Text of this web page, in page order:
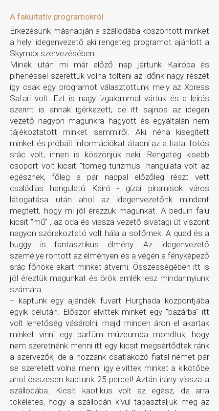
A fakultatív programokról
Érkezésünk másnapján a szállodába köszöntött minket
a helyi idegenvezető aki rengeteg programot ajánlott a
Skymax szervezésében.
Minek után mi már előző nap jártunk Kairóba és
pihenéssel szerettük volna tölteni az időnk nagy részét
így csak egy programot választottunk mely az Xpress
Safari volt. Ezt is nagy izgalommal vártuk és a leírás
szerint is annak ígérkezett, de itt sajnos az idegen
vezető nagyon magunkra hagyott és egyáltalán nem
tájékoztatott minket semmiről. Aki néha kisegített
minket és próbált információkat átadni az a fiatal fotós
srác volt, innen is köszönjük neki. Rengeteg kisebb
csoport volt kicsit "tömeg turizmus" hangulata volt az
egésznek, főleg a pár nappal előzőleg részt vett
családias hangulatú Kairó - gízai piramisok város
látogatása után ahol az idegenvezetőnk mindent
megtett, hogy mi jól érezzük magunkat. A beduin falu
kicsit "mű" , az oda és vissza vezető sivatagi út viszont
nagyon szórakoztató volt hála a sofőrnek. A quad és a
buggy is fantasztikus élmény. Az idegenvezető
személye rontott az élményen és a végén a fényképező
srác főnöke akart minket átverni. Összességében itt is
jól éreztük magunkat és örök emlék lesz mindannyiunk
számára.
+ kaptunk egy ajándék fuvart Hurghada központjába
egyik délután. Először elvittek minket egy "bazárba" itt
volt lehetőség vásárolni, majd minden áron el akartak
minket vinni egy parfüm múzeumba mondtuk, hogy
nem szeretnénk menni itt egy kicsit megsértődtek ránk
a szervezők, de a hozzánk csatlakozó fiatal német pár
se szeretett volna menni így elvittek minket a kikötőbe
ahol összesen kaptunk 25 percet! Aztán irány vissza a
szállodába. Kicsit kaotikus volt az egész, de arra
tökéletes, hogy a szállodán kívül tapasztaljuk meg az